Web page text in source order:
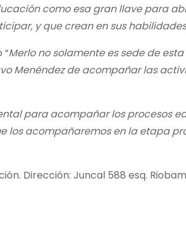
como esa gran llave para
y que crean en sus
“Merlo no solamente es sede de
Menéndez de acompañar las
para acompañar los procesos
los acompañaremos en la etapa
Dirección: Juncal 588 esq.